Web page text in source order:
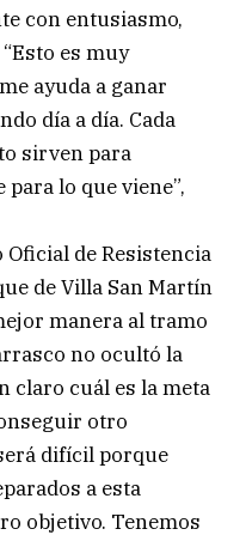
con entusiasmo,
es muy
ayuda a ganar
día a día. Cada
sirven para
lo que viene”,
de Resistencia
de Villa San Martín
manera al tramo
no ocultó la
claro cuál es la meta
otro
difícil porque
a esta
objetivo. Tenemos